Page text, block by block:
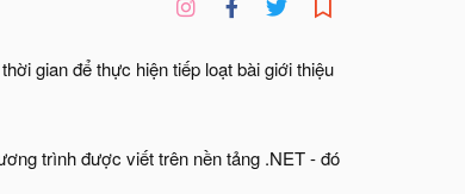
gian để thực hiện tiếp loạt bài giới thiệu
trình được viết trên nền tảng .NET - đó